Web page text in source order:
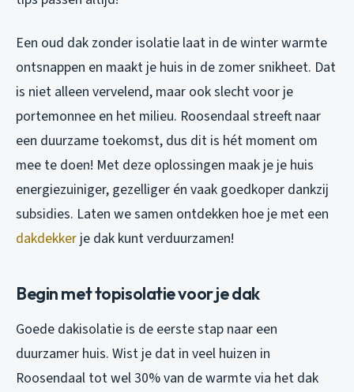
Een oud dak zonder isolatie laat in de winter warmte
ontsnappen en maakt je huis in de zomer snikheet. Dat
is niet alleen vervelend, maar ook slecht voor je
portemonnee en het milieu. Roosendaal streeft naar
een duurzame toekomst, dus dit is hét moment om
mee te doen! Met deze oplossingen maak je je huis
energiezuiniger, gezelliger én vaak goedkoper dankzij
subsidies. Laten we samen ontdekken hoe je met een
dakdekker je dak kunt verduurzamen!
Begin met topisolatie voor je dak
Goede dakisolatie is de eerste stap naar een
duurzamer huis. Wist je dat in veel huizen in
Roosendaal tot wel 30% van de warmte via het dak